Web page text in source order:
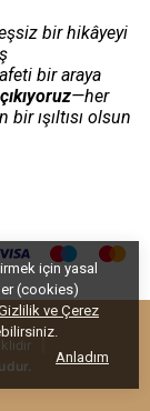
için yasal
(cookies)
ve Çerez
Anladım
bir hikâyeyi
bir araya
—her
ışıltısı olsun